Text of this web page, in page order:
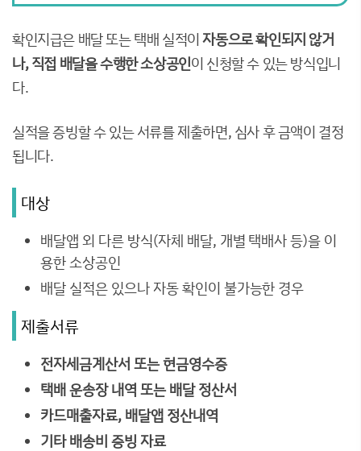
확인지급은 배달 또는 택배 실적이자동으로 확인되지 않거
나, 직접 배달을 수행한 소상공인이 신청할 수 있는 방식입니
다.
실적을 증빙할 수 있는 서류를 제출하면, 심사 후 금액이 결정
됩니다.
대상
배달앱 외 다른 방식(자체 배달, 개별 택배사 등)을 이
용한 소상공인
배달 실적은 있으나 자동 확인이 불가능한 경우
제출서류
전자세금계산서 또는 현금영수증
택배 운송장 내역 또는 배달 정산서
카드매출자료, 배달앱 정산내역
기타 배송비 증빙 자료